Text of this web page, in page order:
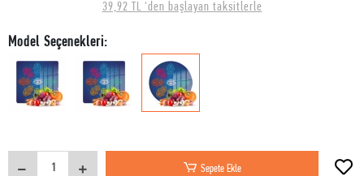
39,92 TL 'den başlayan taksitlerle
Model Seçenekleri:
Sepete Ekle